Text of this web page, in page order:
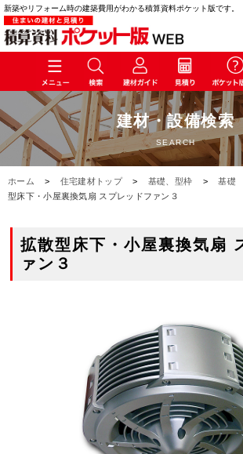
新築やリフォーム時の建築費用がわかる積算資料ポケット版です。
建材・設備検索
SEARCH
ホーム > 住宅建材トップ > 基礎、型枠 > 基礎
型床下・小屋裏換気扇 スプレッドファン３
拡散型床下・小屋裏換気扇
ァン３